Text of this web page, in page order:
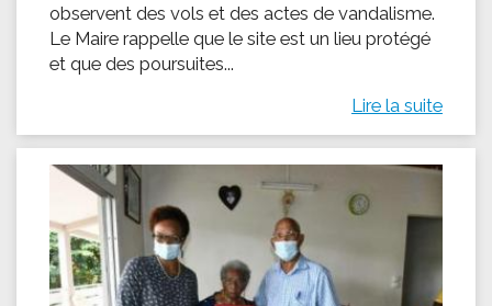
observent des vols et des actes de vandalisme.
Le Maire rappelle que le site est un lieu protégé
et que des poursuites...
Lire la suite